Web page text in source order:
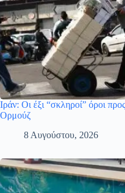
Ιράν: Οι έξι “σκληροί” όροι
Ορμούζ
8 Αυγούστου, 2026